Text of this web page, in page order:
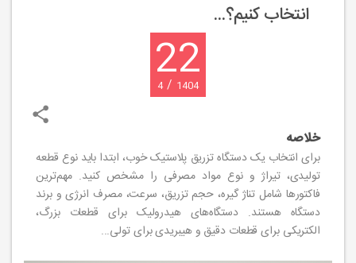
انتخاب کنیم؟...
22
4 / 1404
خلاصه
برای انتخاب یک دستگاه تزریق پلاستیک خوب، ابتدا باید نوع قطعه
تولیدی، تیراژ و نوع مواد مصرفی را مشخص کنید. مهم‌ترین
فاکتورها شامل تناژ گیره، حجم تزریق، سرعت، مصرف انرژی و برند
دستگاه هستند. دستگاه‌های هیدرولیک برای قطعات بزرگ،
الکتریکی برای قطعات دقیق و هیبریدی برای تولی...